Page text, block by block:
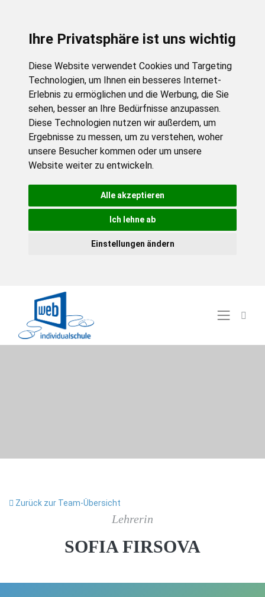
Ihre Privatsphäre ist uns wichtig
Diese Website verwendet Cookies und Targeting
Technologien, um Ihnen ein besseres Internet-
Erlebnis zu ermöglichen und die Werbung, die Sie
sehen, besser an Ihre Bedürfnisse anzupassen.
Diese Technologien nutzen wir außerdem, um
Ergebnisse zu messen, um zu verstehen, woher
unsere Besucher kommen oder um unsere
Website weiter zu entwickeln.
Alle akzeptieren
Ich lehne ab
Einstellungen ändern
Zurück zur Team-Übersicht
Lehrerin
SOFIA FIRSOVA